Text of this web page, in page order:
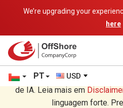
We’re upgrading your
here
PT USD
Você está lendo em
de IA. Leia mais em
linguagem forte.